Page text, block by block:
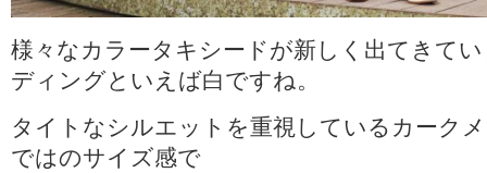
様々なカラータキシードが新しく出てきて
ディングといえば白ですね。
タイトなシルエットを重視しているカーク
ではのサイズ感で